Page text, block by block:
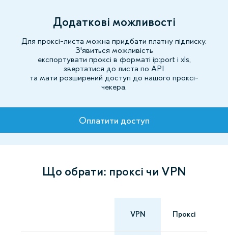
Додаткові можливості
Для проксі-листа можна придбати платну підписку.
З'явиться можливість
експортувати проксі в форматі ip:port і xls,
звертатися до листа по API
та мати розширений доступ до нашого проксі-
чекера.
Тарифи
Що обрати: проксі чи VPN
VPN Проксі
Оплатити доступ